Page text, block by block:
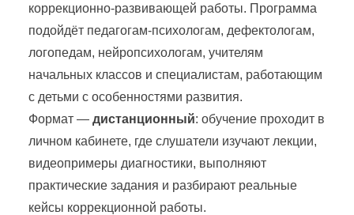
коррекционно-развивающей работы. Программа
подойдёт педагогам-психологам, дефектологам,
логопедам, нейропсихологам, учителям
начальных классов и специалистам, работающим
с детьми с особенностями развития.
Формат — дистанционный: обучение проходит в
личном кабинете, где слушатели изучают лекции,
видеопримеры диагностики, выполняют
практические задания и разбирают реальные
кейсы коррекционной работы.